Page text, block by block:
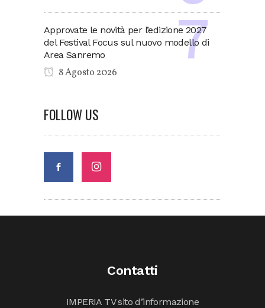
Approvate le novità per l’edizione 2027
del Festival Focus sul nuovo modello di
Area Sanremo
8 Agosto 2026
FOLLOW US
Contatti
IMPERIA TV sito d’informazione